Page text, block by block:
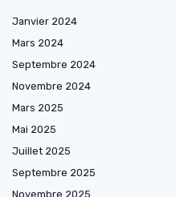
Janvier 2024
Mars 2024
Septembre 2024
Novembre 2024
Mars 2025
Mai 2025
Juillet 2025
Septembre 2025
Novembre 2025